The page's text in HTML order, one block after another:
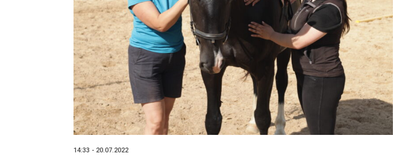
14:33 - 20.07.2022